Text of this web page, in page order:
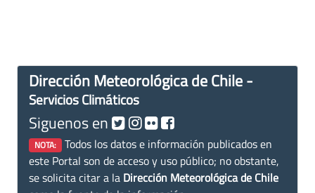
Dirección Meteorológica de Chile -
Servicios Climáticos
Siguenos en
NOTA: Todos los datos e información publicados en
este Portal son de acceso y uso público; no obstante,
se solicita citar a la Dirección Meteorológica de Chile